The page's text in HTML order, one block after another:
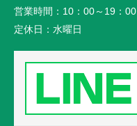
営業時間： 10：00～19：00
定休日： 水曜日